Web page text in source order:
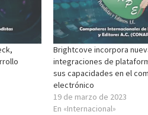
Brightcove incorpora
integraciones de
sus capacidades en el
electrónico
19 de marzo de 2023
En «Internacional»